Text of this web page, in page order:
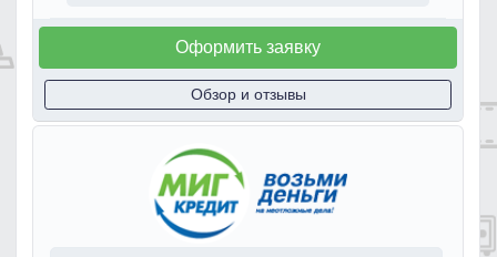
Оформить заявку
Обзор и отзывы